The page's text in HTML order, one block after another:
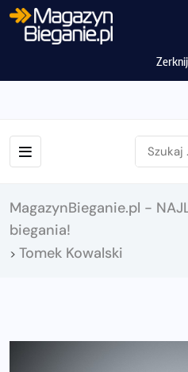
MagazynBieganie.pl -
biegania!
> Tomek Kowalski